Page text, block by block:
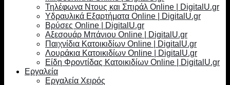
Τηλέφωνα Ντους και Σπιράλ Online | DigitalU.gr
Υδραυλικά Εξαρτήματα Online | DigitalU.gr
Βρύσες Online | DigitalU.gr
Αξεσουάρ Μπάνιου Online | DigitalU.gr
Παιχνίδια Κατοικιδίων Online | DigitalU.gr
Λουράκια Κατοικιδίων Online | DigitalU.gr
Είδη Φροντίδας Κατοικιδίων Online | DigitalU.gr
Εργαλεία
Εργαλεία Χειρός